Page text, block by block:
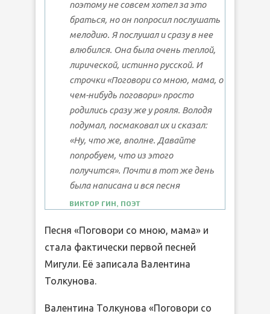
поэтому не совсем хотел за это
браться, но он попросил послушать
мелодию. Я послушал и сразу в нее
влюбился. Она была очень теплой,
лирической, истинно русской. И
строчки «Поговори со мною, мама, о
чем-нибудь поговори» просто
родились сразу же у рояля. Володя
подумал, посмаковал их и сказал:
«Ну, что же, вполне. Давайте
попробуем, что из этого
получится». Почти в тот же день
была написана и вся песня
ВИКТОР ГИН, ПОЭТ
Песня «Поговори со мною, мама» и
стала фактически первой песней
Мигули. Её записала Валентина
Толкунова.
Валентина Толкунова «Поговори со